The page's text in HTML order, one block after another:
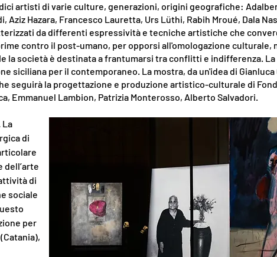
artisti di varie culture, generazioni, origini geografiche:
Aziz Hazara, Francesco Lauretta, Urs Lüthi, Rabih Mroué, Dala
da differenti espressività e tecniche artistiche che
contro il post-umano, per opporsi all'omologazione culturale,
la società è destinata a frantumarsi tra conflitti e indifferenza.
siciliana per il contemporaneo. La mostra, da un'idea di Gianluca
seguirà la progettazione e produzione artistico-culturale di
Emmanuel Lambion, Patrizia Monterosso, Alberto Salvadori.
La
di
dell’arte
di
sociale
per